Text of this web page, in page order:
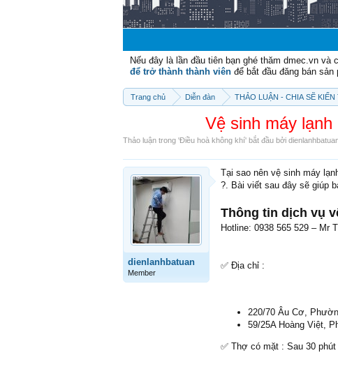
Nếu đây là lần đầu tiên bạn ghé thăm dmec.vn và
để trở thành thành viên để bắt đầu đăng bán sản
Trang chủ Diễn đàn THẢO LUẬN - CHIA SẼ
Vệ sinh máy
Thảo luận trong 'Điều hoà không khí' bắt đầu bởi
dienlanhbatuan
Member
Tại sao nên vệ sinh máy
?. Bài viết sau đây sẽ giúp
Thông tin dịch vụ
Hotline: 0938 565 529 – Mr
✅ Địa chỉ :
220/70 Âu Cơ,
59/25A Hoàng Việt,
✅ Thợ có mặt : Sau 30